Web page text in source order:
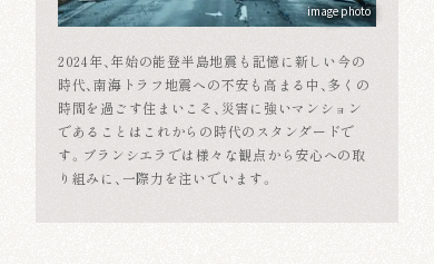
image photo
2024年、年始の能登半島地震も記憶に新しい今の
時代、南海トラフ地震への不安も高まる中、多くの
時間を過ごす住まいこそ、災害に強いマンション
であることはこれからの時代のスタンダードで
す。ブランシエラでは様々な観点から安心への取
り組みに、一際力を注いでいます。